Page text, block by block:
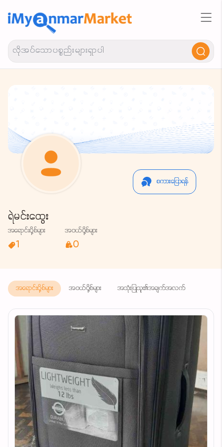
ရဲမင်းထွေး
အရောင်းပို့စ်များ
1
အဝယ်ပို့စ်များ
0
စကားပြောရန်
အရောင်းပို့စ်များ အဝယ်ပို့စ်များ အသုံးပြုသူ၏အချက်အလက်